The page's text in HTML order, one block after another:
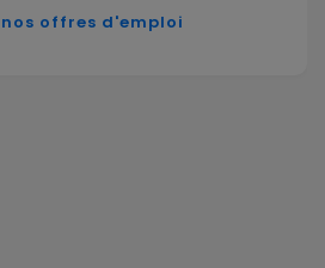
offres d'emploi